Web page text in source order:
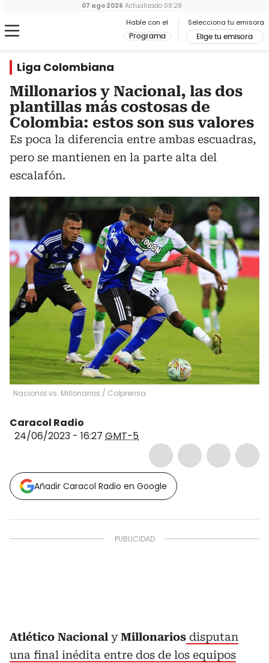
Hable con el
Programa
Selecciona tu emisora
Elige tu emisora
07 ago 2026 Actualizado 08:28
Liga Colombiana
Millonarios y Nacional, las dos
plantillas más costosas de
Colombia: estos son sus valores
Es poca la diferencia entre ambas escuadras,
pero se mantienen en la parte alta del
escalafón.
Nacional vs. Millonarios / Colprensa
Caracol Radio
24/06/2023 - 16:27 GMT-5
Añadir Caracol Radio en Google
Atlético Nacional yMillonarios disputan
una final inédita entre dos de los equipos